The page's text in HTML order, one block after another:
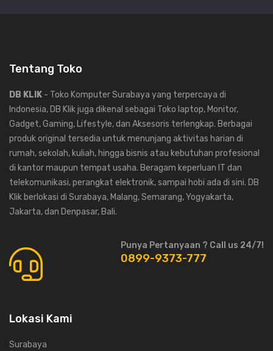
Tentang Toko
DB KLIK - Toko Komputer Surabaya yang terpercaya di
Indonesia, DB Klik juga dikenal sebagai Toko laptop, Monitor,
Gadget, Gaming, Lifestyle, dan Aksesoris terlengkap. Berbagai
produk original tersedia untuk menunjang aktivitas harian di
rumah, sekolah, kuliah, hingga bisnis atau kebutuhan profesional
di kantor maupun tempat usaha. Beragam keperluan IT dan
telekomunikasi, perangkat elektronik, sampai hobi ada di sini. DB
Klik berlokasi di Surabaya, Malang, Semarang, Yogyakarta,
Jakarta, dan Denpasar, Bali.
Punya Pertanyaan ? Call us 24/7!
0899-9373-777
Lokasi Kami
Surabaya